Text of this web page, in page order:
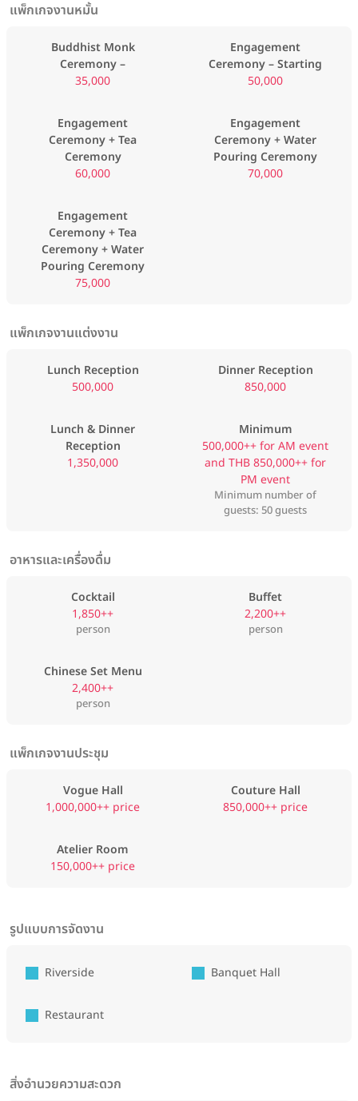
แพ็กเกจงานหมั้น
Buddhist Monk
Ceremony –
35,000
Engagement
Ceremony – Starting
50,000
Engagement
Ceremony + Tea
Ceremony
60,000
Engagement
Ceremony + Water
Pouring Ceremony
70,000
Engagement
Ceremony + Tea
Ceremony + Water
Pouring Ceremony
75,000
แพ็กเกจงานแต่งงาน
Lunch Reception
500,000
Dinner Reception
850,000
Lunch & Dinner
Reception
1,350,000
Minimum
500,000++ for AM event
and THB 850,000++ for
PM event
Minimum number of
guests: 50 guests
อาหารและเครื่องดื่ม
Cocktail
1,850++
person
Buffet
2,200++
person
Chinese Set Menu
2,400++
person
แพ็กเกจงานประชุม
Vogue Hall
1,000,000++ price
Couture Hall
850,000++ price
Atelier Room
150,000++ price
รูปแบบการจัดงาน
Riverside Banquet Hall
Restaurant
สิ่งอำนวยความสะดวก